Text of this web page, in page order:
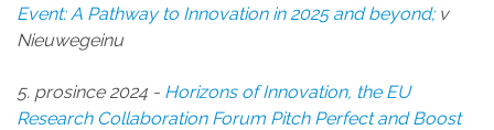
Event: A Pathway to Innovation in 2025 and beyond;v
Nieuwegeinu
5. prosince 2024 - Horizons of Innovation, the EU
Research Collaboration Forum Pitch Perfect and Boost